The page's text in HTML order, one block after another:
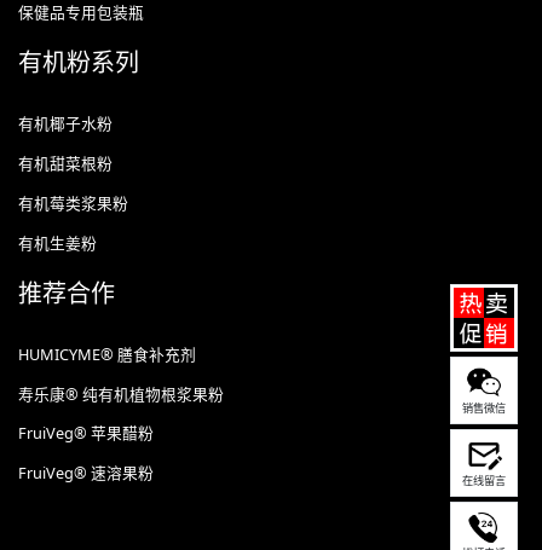
保健品专用包装瓶
有机粉系列
有机椰子水粉
有机甜菜根粉
有机莓类浆果粉
有机生姜粉
推荐合作
HUMICYME® 膳食补充剂
寿乐康® 纯有机植物根浆果粉
FruiVeg® 苹果醋粉
FruiVeg® 速溶果粉
销售微信
在线留言